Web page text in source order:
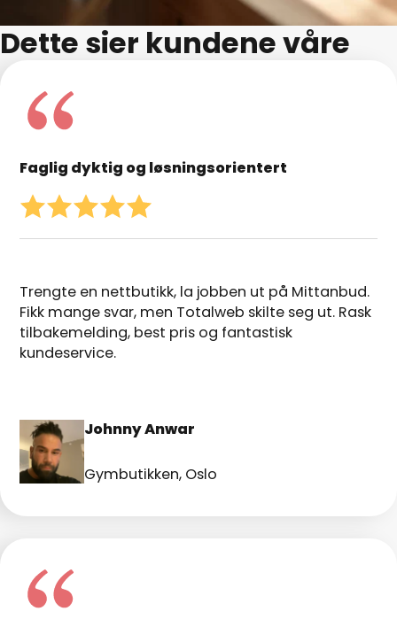
Dette sier kundene våre
Faglig dyktig og løsningsorientert
Trengte en nettbutikk, la jobben ut på Mittanbud.
Fikk mange svar, men Totalweb skilte seg ut. Rask
tilbakemelding, best pris og fantastisk
kundeservice.
Johnny Anwar
Gymbutikken, Oslo